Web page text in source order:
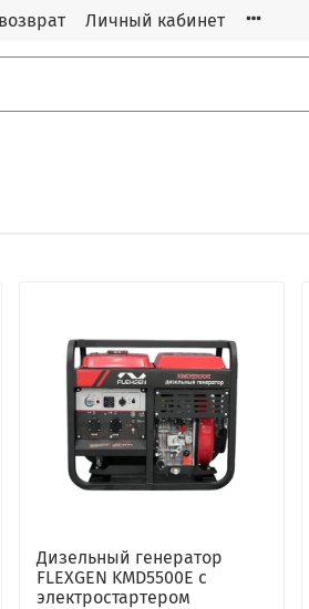
Личный кабинет
Дизельный генератор
FLEXGEN KMD5500E с
электростартером